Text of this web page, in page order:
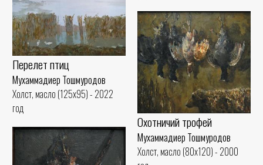
Перелет птиц
Мухаммадиер Тошмуродов
Холст, масло (125x95) - 2022
год
Охотничий трофей
Мухаммадиер Тошмуродов
Холст, масло (80x120) - 2000